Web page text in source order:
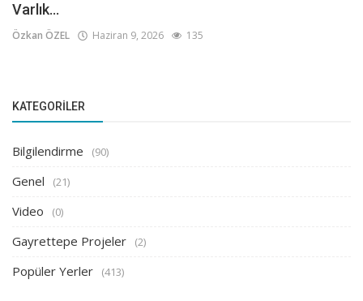
Varlık...
Özkan ÖZEL Haziran 9, 2026 135
KATEGORILER
Bilgilendirme (90)
Genel (21)
Video (0)
Gayrettepe Projeler (2)
Popüler Yerler (413)